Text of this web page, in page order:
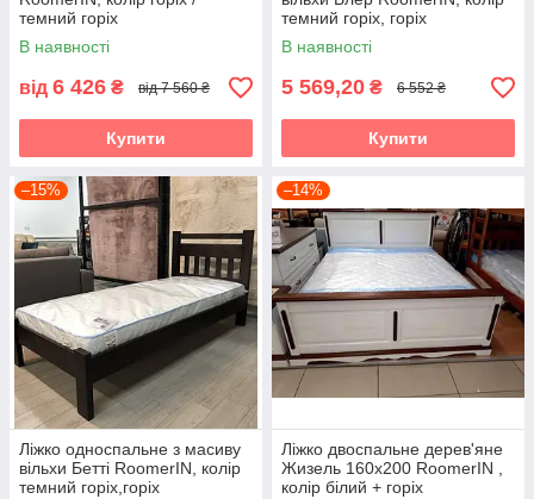
темний горіх
В наявності
від 6 426 ₴ від 7 560 ₴
Купити
темний горіх, горіх
В наявності
5 569,20 ₴ 6 552 ₴
Купити
–15%
Ліжко односпальне з масиву
вільхи Бетті RoomerIN, колір
темний горіх,горіх
–14%
Ліжко двоспальне дерев'яне
Жизель 160х200 RoomerIN ,
колір білий + горіх